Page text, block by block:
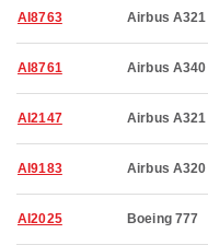
AI8763 Airbus A321
AI8761 Airbus A340
AI2147 Airbus A321
AI9183 Airbus A320
AI2025 Boeing 777